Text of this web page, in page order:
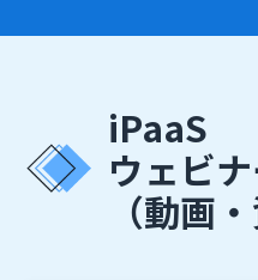
iPaaS
ウェビ
（動画